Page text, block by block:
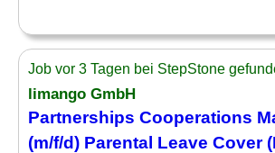
Job vor 3 Tagen bei StepStone
limango GmbH
Partnerships Cooperations
(m/f/d) Parental Leave Cover